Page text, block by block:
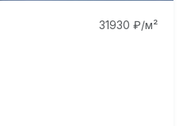
31930 ₽/м²